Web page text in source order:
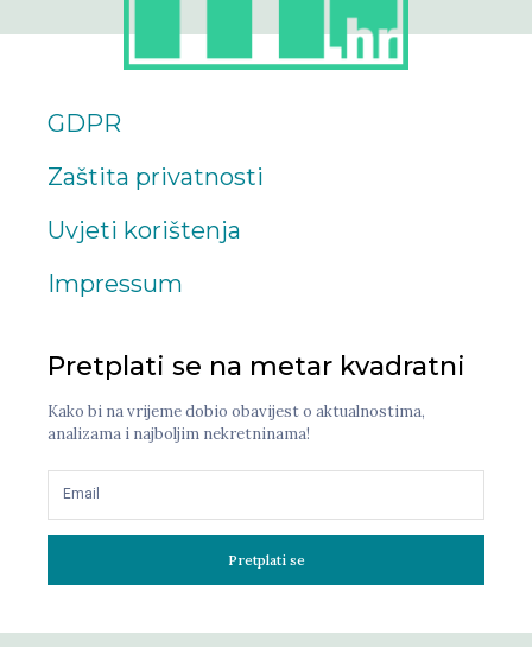
GDPR
Zaštita privatnosti
Uvjeti korištenja
Impressum
Pretplati se na metar kvadratni
Kako bi na vrijeme dobio obavijest o aktualnostima,
analizama i najboljim nekretninama!
Pretplati se